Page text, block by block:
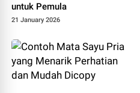
untuk Pemula
21 January 2026